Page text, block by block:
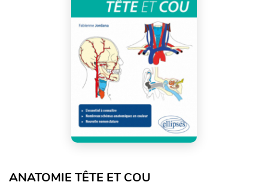
ANATOMIE TÊTE ET COU